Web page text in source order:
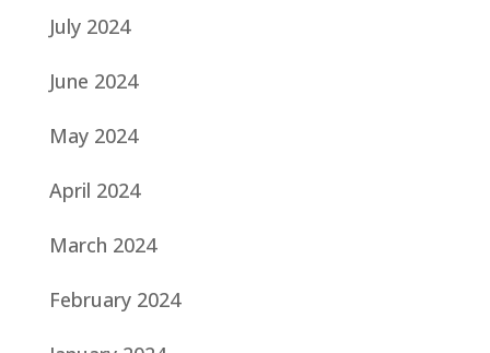
July 2024
June 2024
May 2024
April 2024
March 2024
February 2024